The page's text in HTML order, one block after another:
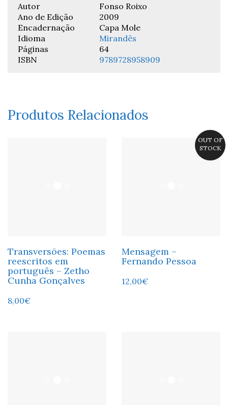
Autor
Fonso Roixo
Ano de Edição
2009
Encadernação
Capa Mole
Idioma
Mirandês
Páginas
64
ISBN
9789728958909
Produtos Relacionados
Transversões: Poemas
reescritos em
português – Zetho
Cunha Gonçalves
8,00€
OUT OF
STOCK
Mensagem –
Fernando Pessoa
12,00€